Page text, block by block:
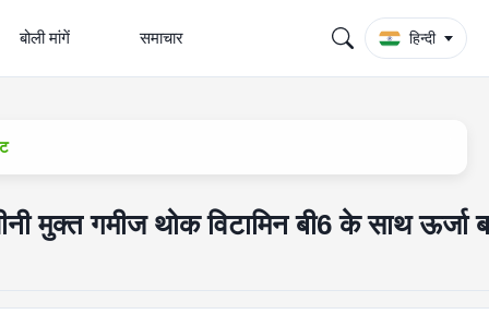
बोली मांगें समाचार हिन्दी
मुक्त गमीज थोक विटामिन बी6 के साथ ऊर्जा